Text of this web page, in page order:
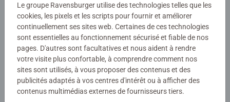
Le plaisir du puzzle adapté à chaque âge, avec support
inclus.
Faire des puzzles est bien plus qu’un simple jeu : c’est une
activité ludique qui permet aux enfants d’exercer leur
perception, leur mémoire à court terme et leur pensée
logique, tout en s’amusant. En parallèle, ils développent
leur coordination œil-main ainsi que leur patience.
Numéro d'article:
05710
EAN:
4005556057108
Avertissements et informations du fabricant
Produits similaires
Le groupe Ravensburger utilise des technologies telles que les
cookies, les pixels et les scripts pour fournir et améliorer
continuellement ses sites web. Certaines de ces technologies
sont essentielles au fonctionnement sécurisé et fiable de nos
pages. D'autres sont facultatives et nous aident à rendre
votre visite plus confortable, à comprendre comment nos
sites sont utilisés, à vous proposer des contenus et des
publicités adaptés à vos centres d'intérêt ou à afficher des
contenus multimédias externes de fournisseurs tiers.